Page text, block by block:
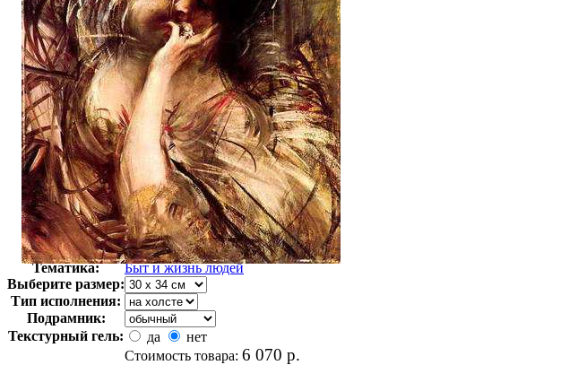
Автор:
Болдине Джованни
Арт-стиль
Итальянская живопись
Тематика:
Быт и жизнь людей
Выберите размер:
Тип исполнения:
Подрамник:
Текстурный гель:
да
нет
Стоимость товара: 6 070 р.